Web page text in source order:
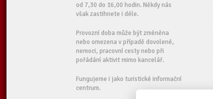
od 7,30 do 16,00 hodin. Někdy nás
však zastihnete i déle.
Provozní doba může být změněna
nebo omezena v případě dovolené,
nemoci, pracovní cesty nebo při
pořádání aktivit mimo kancelář.
Fungujeme i jako turistické informační
centrum.